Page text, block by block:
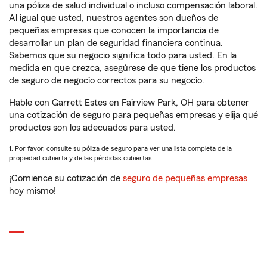
una póliza de salud individual o incluso compensación laboral.
Al igual que usted, nuestros agentes son dueños de
pequeñas empresas que conocen la importancia de
desarrollar un plan de seguridad financiera continua.
Sabemos que su negocio significa todo para usted. En la
medida en que crezca, asegúrese de que tiene los productos
de seguro de negocio correctos para su negocio.
Hable con Garrett Estes en Fairview Park, OH para obtener
una cotización de seguro para pequeñas empresas y elija qué
productos son los adecuados para usted.
1. Por favor, consulte su póliza de seguro para ver una lista completa de la
propiedad cubierta y de las pérdidas cubiertas.
¡Comience su cotización de seguro de pequeñas empresas
hoy mismo!